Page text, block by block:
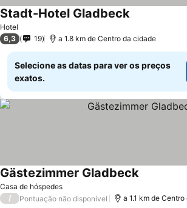
Hotel
Stadt-Hotel Gladbeck
6,3 19 a 1.8 km de Centro da cidade
Selecione as datas para ver os preços
exatos.
Casa de hóspedes
Gästezimmer Gladbeck
/ Pontuação não disponível a 1.1 km de